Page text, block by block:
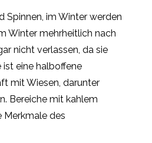
Spinnen, im Winter werden
Winter mehrheitlich nach
nicht verlassen, da sie
ist eine halboffene
mit Wiesen, darunter
Bereiche mit kahlem
Merkmale des